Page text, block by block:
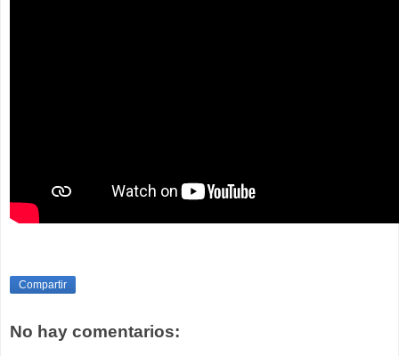
Compartir
No hay comentarios: